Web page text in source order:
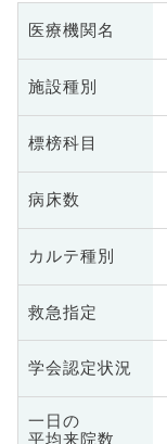
医療機関名
施設種別
標榜科目
病床数
カルテ種別
救急指定
学会認定状況
一日の
平均来院数